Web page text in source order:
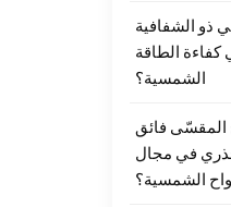
ذو الشفافية
كفاءة الطاقة
الشمسية؟
المقسّى فائق
جذري في مجال
الشمسية؟